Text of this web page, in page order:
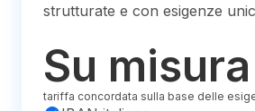
strutturate e con esigenze
Su misura
tariffa concordata sulla base delle